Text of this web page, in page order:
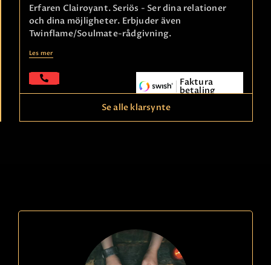
Erfaren Clairoyant. Seriös - Ser dina relationer
och dina möjligheter. Erbjuder även
Twinflame/Soulmate-rådgivning.
Les mer
Faktura
betaling
kode
824
Se alle klarsynte